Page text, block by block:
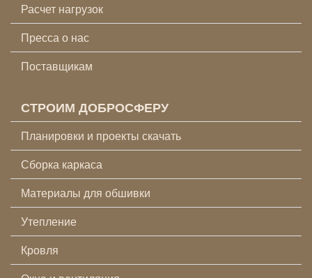
Расчет нагрузок
Пресса о нас
Поставщикам
СТРОИМ ДОБРОСФЕРУ
Планировки и проекты скачать
Сборка каркаса
Материалы для обшивки
Утепление
Кровля